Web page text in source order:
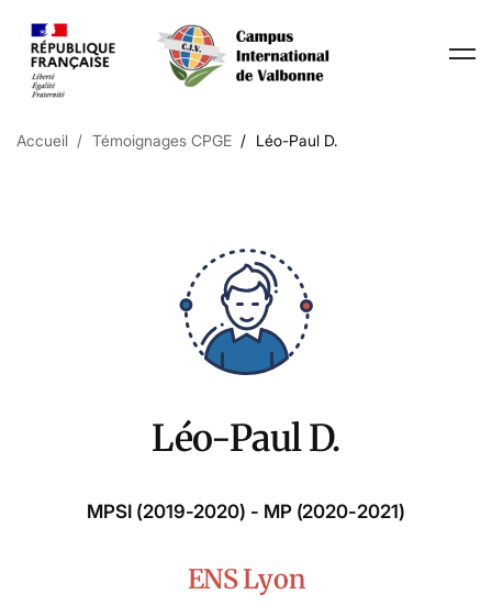
Accueil Témoignages CPGE Léo-Paul D.
Léo-Paul D.
MPSI (2019-2020) - MP (2020-2021)
ENS Lyon